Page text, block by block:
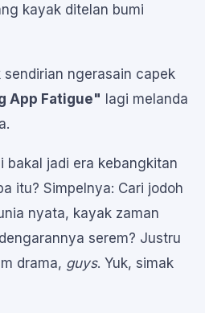
kayak ditelan bumi
sendirian ngerasain capek
App Fatigue"
lagi melanda
bakal jadi era kebangkitan
itu? Simpelnya: Cari jodoh
nyata, kayak zaman
serem? Justru
drama, guys. Yuk, simak